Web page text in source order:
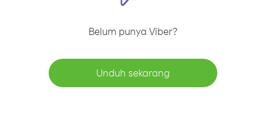
Belum punya Viber?
Unduh sekarang